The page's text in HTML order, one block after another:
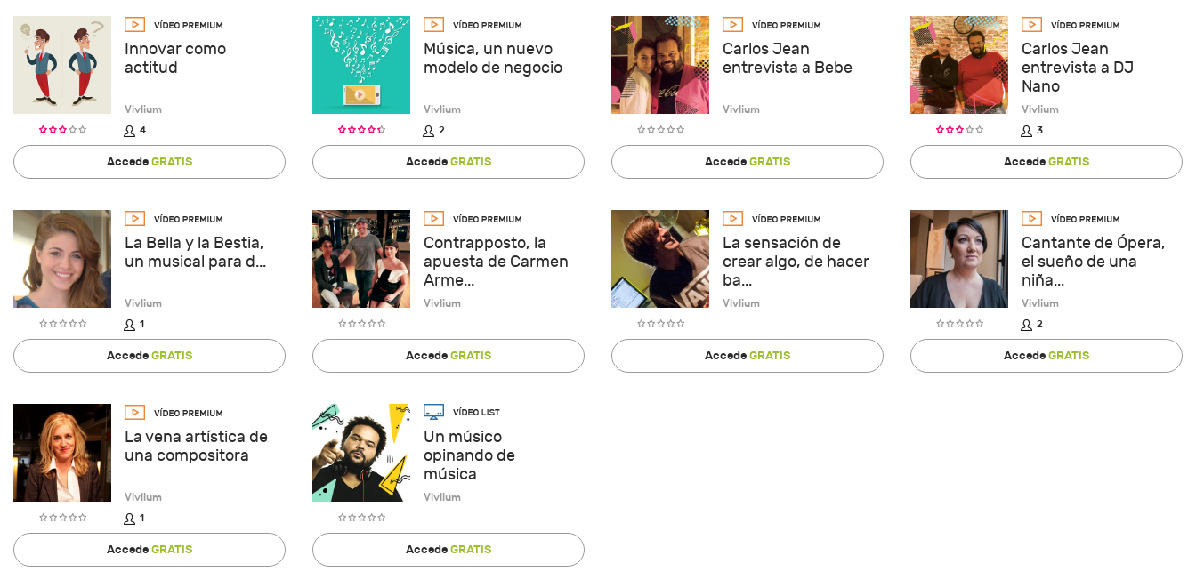
Innovar como
actitud
Vivlium
4
AccedeGRATIS
Música, un nuevo
modelo de negocio
Vivlium
2
AccedeGRATIS
Carlos Jean
entrevista a Bebe
Vivlium
AccedeGRATIS
Carlos Jean
entrevista a DJ
Nano
Vivlium
3
AccedeGRATIS
La Bella y la Bestia,
un musical para d...
Vivlium
1
AccedeGRATIS
Contrapposto, la
apuesta de Carmen
Arme...
Vivlium
AccedeGRATIS
La sensación de
crear algo, de hacer
ba...
Vivlium
AccedeGRATIS
Cantante de Ópera,
el sueño de una
niña...
Vivlium
2
AccedeGRATIS
La vena artística de
una compositora
Vivlium
1
AccedeGRATIS
Un músico
opinando de
música
Vivlium
AccedeGRATIS